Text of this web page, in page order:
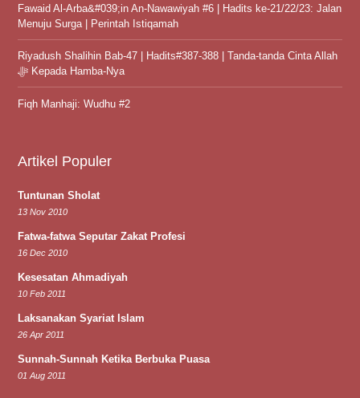
Fawaid Al-Arba&#039;in An-Nawawiyah #6 | Hadits ke-21/22/23: Jalan
Menuju Surga | Perintah Istiqamah
Riyadush Shalihin Bab-47 | Hadits#387-388 | Tanda-tanda Cinta Allah
ﷻ Kepada Hamba-Nya
Fiqh Manhaji: Wudhu #2
Artikel Populer
Tuntunan Sholat
13 Nov 2010
Fatwa-fatwa Seputar Zakat Profesi
16 Dec 2010
Kesesatan Ahmadiyah
10 Feb 2011
Laksanakan Syariat Islam
26 Apr 2011
Sunnah-Sunnah Ketika Berbuka Puasa
01 Aug 2011